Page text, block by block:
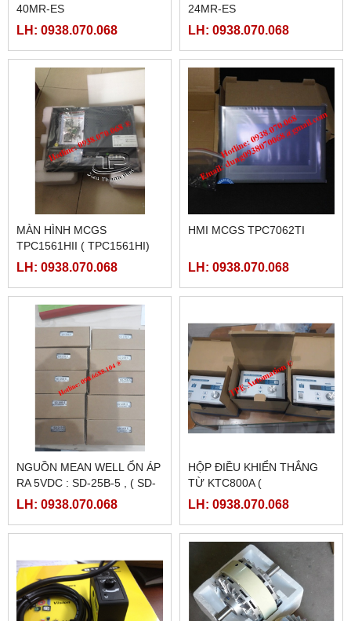
40MR-ES
LH: 0938.070.068
24MR-ES
LH: 0938.070.068
MÀN HÌNH MCGS
TPC1561HII ( TPC1561HI)
LH: 0938.070.068
HMI MCGS TPC7062TI
LH: 0938.070.068
NGUỒN MEAN WELL ỔN ÁP
RA 5VDC : SD-25B-5 , ( SD-
25B-12, SD-25B-24)
LH: 0938.070.068
HỘP ĐIỀU KHIỂN THẮNG
TỪ KTC800A (
24VDC/4AMPE)
LH: 0938.070.068